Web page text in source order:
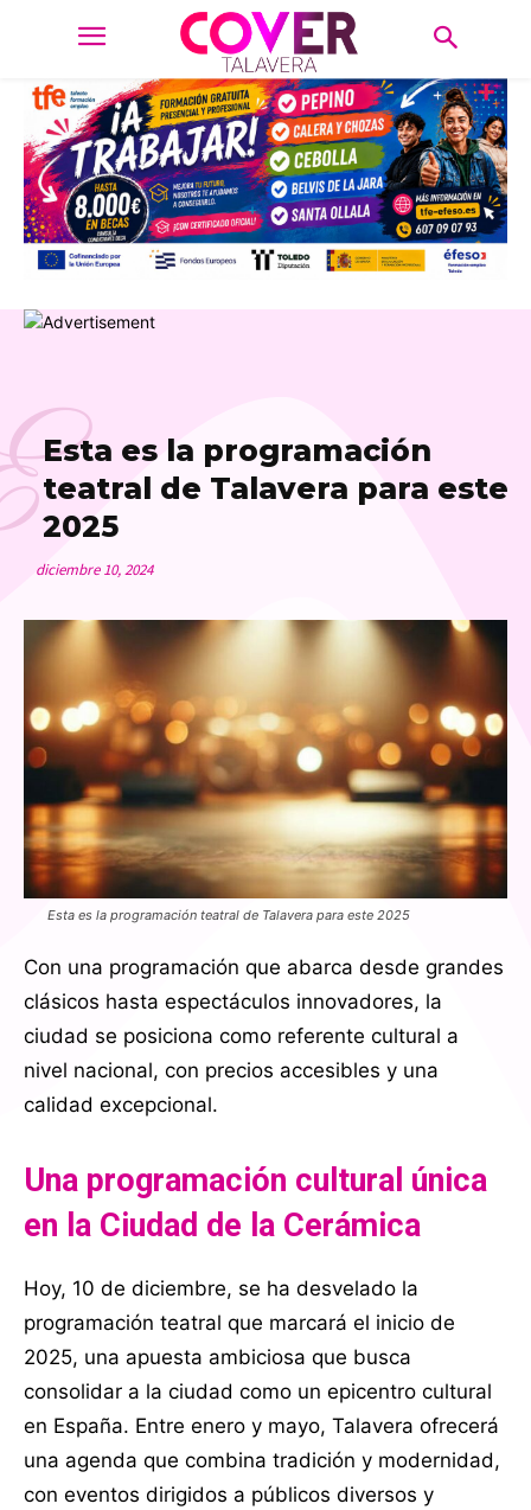
Esta es la programación
teatral de Talavera para este
2025
diciembre 10, 2024
Esta es la programación teatral de Talavera para este 2025
Con una programación que abarca desde grandes
clásicos hasta espectáculos innovadores, la
ciudad se posiciona como referente cultural a
nivel nacional, con precios accesibles y una
calidad excepcional.
Una programación cultural única
en la Ciudad de la Cerámica
Hoy, 10 de diciembre, se ha desvelado la
programación teatral que marcará el inicio de
2025, una apuesta ambiciosa que busca
consolidar a la ciudad como un epicentro cultural
en España. Entre enero y mayo, Talavera ofrecerá
una agenda que combina tradición y modernidad,
con eventos dirigidos a públicos diversos y